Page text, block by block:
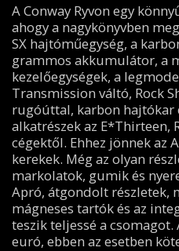
A Conway Ryvon egy
ahogy a nagykönyvben
SX hajtóműegység, a
grammos akkumulátor, a
kezelőegységek, a
Transmission váltó, Rock
rugóúttal, karbon hajtókar
alkatrészek az E*Thirteen,
cégektől. Ehhez jönnek az
kerekek. Még az olyan
markolatok, gumik és
Apró, átgondolt részletek,
mágneses tartók és az
teszik teljessé a
euró, ebben az esetben